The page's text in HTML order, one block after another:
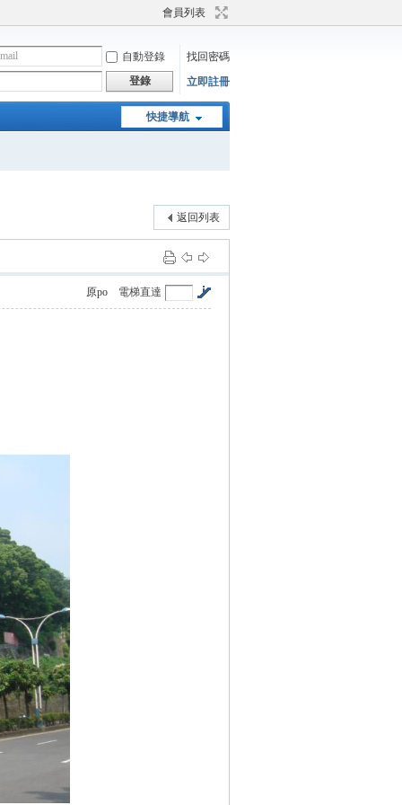
會員列表
自動登錄
找回密碼
登錄 立即註冊
快捷導航
返回列表
電梯直達
原po